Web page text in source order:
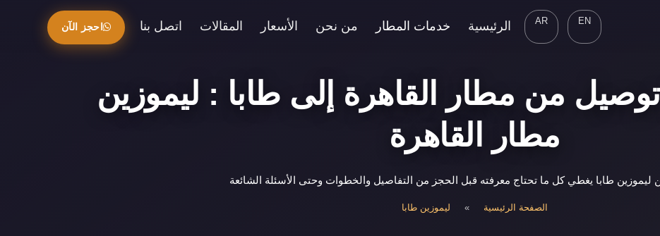
EN
AR الرئيسية خدمات المطار من نحن الأسعار المقالات اتصل بنا احجز الآن
من مطار القاهرة إلى طابا : ليموزين
مطار القاهرة
طابا يغطي كل ما تحتاج معرفته قبل الحجز من التفاصيل والخطوات وحتى الأسئلة الشائعة
الصفحة الرئيسية » ليموزين طابا